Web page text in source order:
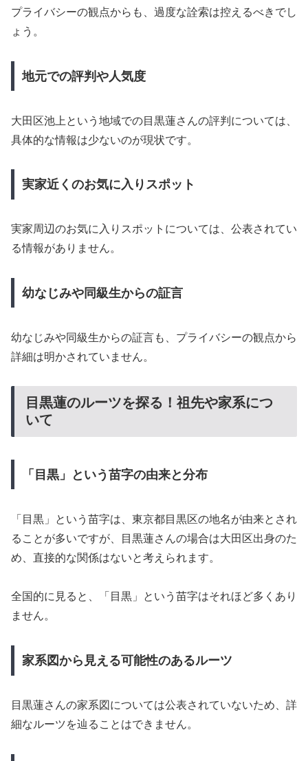
プライバシーの観点からも、過度な詮索は控えるべきでし
ょう。
地元での評判や人気度
大田区池上という地域での目黒蓮さんの評判については、
具体的な情報は少ないのが現状です。
実家近くのお気に入りスポット
実家周辺のお気に入りスポットについては、公表されてい
る情報がありません。
幼なじみや同級生からの証言
幼なじみや同級生からの証言も、プライバシーの観点から
詳細は明かされていません。
目黒蓮のルーツを探る！祖先や家系につ
いて
「目黒」という苗字の由来と分布
「目黒」という苗字は、東京都目黒区の地名が由来とされ
ることが多いですが、目黒蓮さんの場合は大田区出身のた
め、直接的な関係はないと考えられます。
全国的に見ると、「目黒」という苗字はそれほど多くあり
ません。
家系図から見える可能性のあるルーツ
目黒蓮さんの家系図については公表されていないため、詳
細なルーツを辿ることはできません。